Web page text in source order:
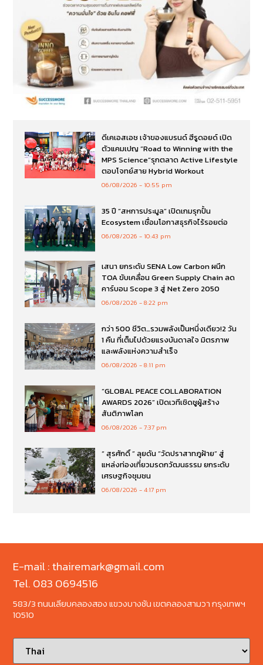
ดีเคเอสเอช เจ้าของแบรนด์ ฮีรูดอยด์ เปิด
ตัวแคมเปญ “Road to Winning with the
MPS Science”รุกตลาด Active Lifestyle
ตอบโจทย์สาย Hybrid Workout
06/08/2026 10:55 pm
35 ปี “สหการประมูล” เปิดเกมรุกปั้น
Ecosystem เชื่อมโอกาสธุรกิจไร้รอยต่อ
06/08/2026 10:43 pm
เสนา ยกระดับ SENA Low Carbon ผนึก
TOA ขับเคลื่อน Green Supply Chain ลด
คาร์บอน Scope 3 สู่ Net Zero 2050
06/08/2026 8:22 pm
กว่า 500 ชีวิต…รวมพลังเป็นหนึ่งเดียว!2 วัน
1 คืน ที่เต็มไปด้วยแรงบันดาลใจ มิตรภาพ
และพลังแห่งความสำเร็จ
06/08/2026 8:11 pm
“GLOBAL PEACE COLLABORATION
AWARDS 2026” เปิดเวทีเชิดชูผู้สร้าง
สันติภาพโลก
06/08/2026 7:37 pm
“ สุรศักดิ์ ” ลุยดัน “วัดปราสาทภูฝ้าย” สู่
แหล่งท่องเที่ยวมรดกวัฒนธรรม ยกระดับ
เศรษฐกิจชุมชน
06/08/2026 4:17 pm
E-mail : thairemark@gmail.com
Tel. 083 0694516
583/3 ถนนเลียบคลองสอง แขวงบางชัน เขตคลองสามวา กรุงเทพฯ
10510